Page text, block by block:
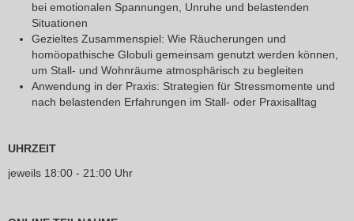
bei emotionalen Spannungen, Unruhe und belastenden
Situationen
Gezieltes Zusammenspiel: Wie Räucherungen und
homöopathische Globuli gemeinsam genutzt werden können,
um Stall- und Wohnräume atmosphärisch zu begleiten
Anwendung in der Praxis: Strategien für Stressmomente und
nach belastenden Erfahrungen im Stall- oder Praxisalltag
UHRZEIT
jeweils 18:00 - 21:00 Uhr